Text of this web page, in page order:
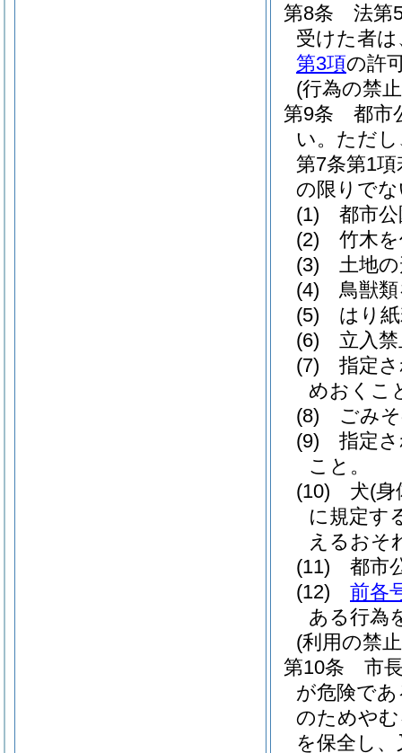
第8条
法第
受けた者
第3項の許
(行為の禁
第9条
都市
い。 ただ
第7条第1
の限りで
(1)
都市
(2)
竹木
(3)
土地
(4)
鳥獣
(5)
はり
(6)
立入
(7)
指定
めおくこ
(8)
ごみ
(9)
指定
こと。
(10)
犬(身
に規定す
えるおそ
(11)
都市
(12)
前各
ある行為
(利用の禁
第10条
市
が危険で
のためや
を保全し